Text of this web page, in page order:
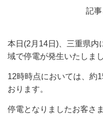
記
本日(2月14日)、三重県内
域で停電が発生いたしまし
12時時点においては、約
おります。
停電となりましたお客さ